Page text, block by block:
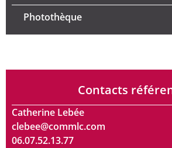
Photothèque
Contacts
Catherine Lebée
clebee@commlc.com
06.07.52.13.77